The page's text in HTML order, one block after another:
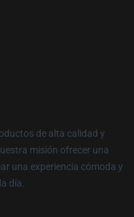
de alta calidad y
misión ofrecer una
una experiencia cómoda y
día.